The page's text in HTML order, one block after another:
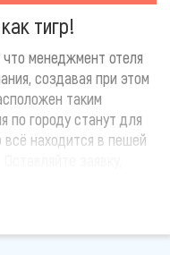
тигр!
менеджмент отеля
создавая при этом
таким
по городу станут для
находится в пешей